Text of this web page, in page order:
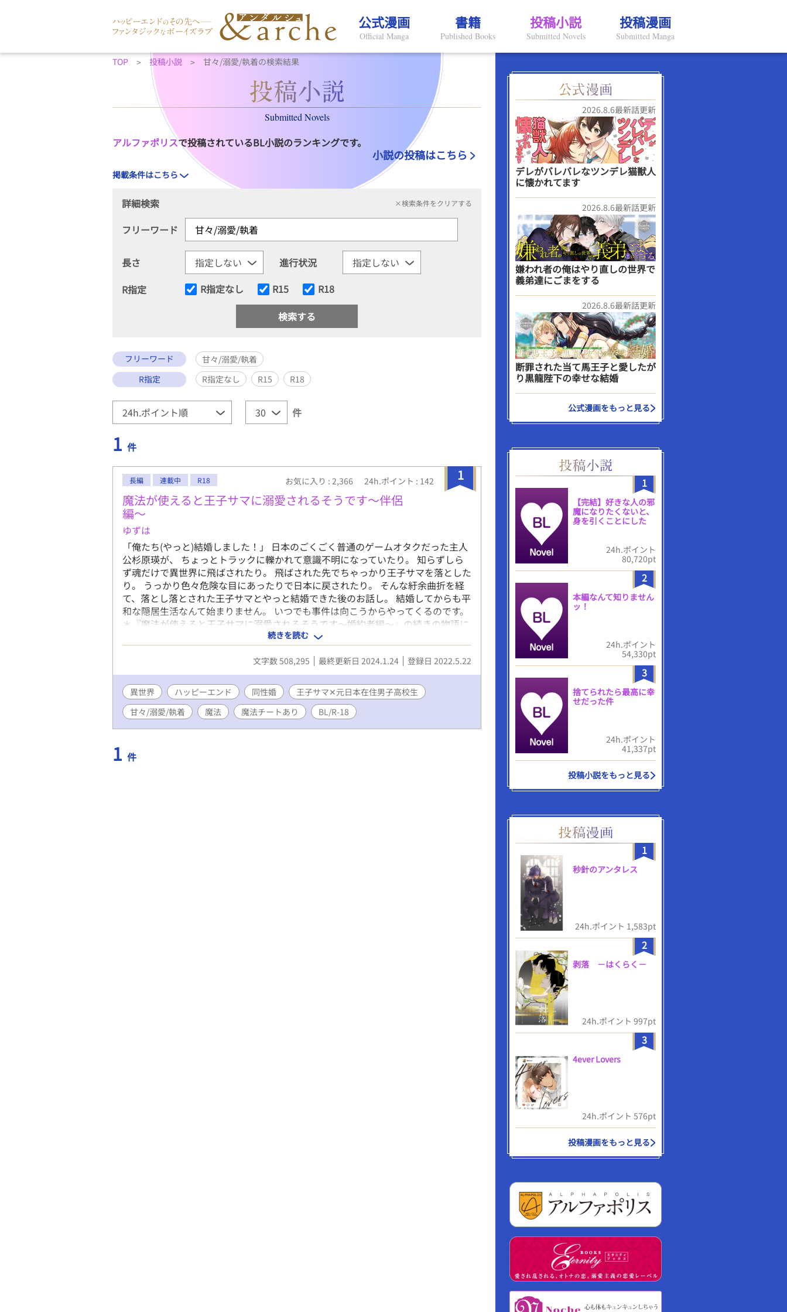
公式漫画
Official Manga
書籍
Published Books
投稿小説
Submitted Novels
投稿漫画
Submitted Manga
TOP 投稿小説 甘々/溺愛/執着の検索結果
Submitted Novels
アルファポリスで投稿されているBL小説のランキングです。
小説の投稿はこちら
掲載条件はこちら
詳細検索 ×検索条件をクリアする
フリーワード
長さ
進行状況
R指定
R指定なし R15 R18
フリーワード
甘々/溺愛/執着
R指定
R指定なし R15 R18
件
1 件
1
長編 連載中 R18 お気に入り : 2,366 24h.ポイント : 142
魔法が使えると王子サマに溺愛されるそうです〜伴侶
編〜
ゆずは
「俺たち(やっと)結婚しました！」 日本のごくごく普通のゲームオタクだった主人
公杉原瑛が、 ちょっとトラックに轢かれて意識不明になっていたり。 知らずしら
ず魂だけで異世界に飛ばされたり。 飛ばされた先でちゃっかり王子サマを落とした
り。 うっかり色々危険な目にあったりで日本に戻されたり。 そんな紆余曲折を経
て、落とし落とされた王子サマとやっと結婚できた後のお話し。 結婚してからも平
和な隠居生活なんて始まりません。 いつでも事件は向こうからやってくるのです。
＊『魔法が使えると王子サマに溺愛されるそうです〜婚約者編〜』の続きの物語に
なります。 ＊前作をご存じなくても楽しめるよう頑張りますが、力不足過ぎて申し
訳なく思います…。 ＊R18は予告なく入ります。 ＊できる限り一日一回は更新した
い…(野望) ＊豆腐メンタルの主婦なので、優しくしてください…。
続きを読む
文字数 508,295 最終更新日 2024.1.24 登録日 2022.5.22
異世界 ハッピーエンド 同性婚
王子サマ✕元日本在住男子高校生
甘々/溺愛/執着
魔法 魔法チートあり BL/R-18
1 件
2026.8.6最新話更新
デレがバレバレなツンデレ猫獣人
に懐かれてます
2026.8.6最新話更新
嫌われ者の俺はやり直しの世界で
義弟達にごまをする
2026.8.6最新話更新
断罪された当て馬王子と愛したが
り黒龍陛下の幸せな結婚
公式漫画をもっと見る
1
【完結】好きな人の邪
魔になりたくないと、
身を引くことにした
24h.ポイント
80,720pt
2
本編なんて知りません
ッ！
24h.ポイント
54,330pt
3
捨てられたら最高に幸
せだった件
24h.ポイント
41,337pt
投稿小説をもっと見る
1
秒針のアンタレス
24h.ポイント 1,583pt
2
剥落 －はくらく－
24h.ポイント 997pt
3
4ever Lovers
24h.ポイント 576pt
投稿漫画をもっと見る